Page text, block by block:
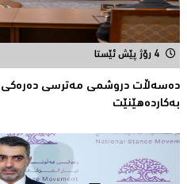
4 رۆژ پێش ئێستا
دەسەڵات دروشمی مەترسی
بەكاردەهێنێت